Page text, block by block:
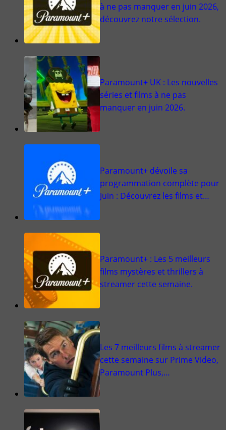
à ne pas manquer en juin 2026,
découvrez notre sélection.
Paramount+ UK : Les nouvelles
séries et films à ne pas
manquer en juin 2026.
Paramount+ dévoile sa
programmation complète pour
Juin : Découvrez les films et…
Paramount+ : Les 5 meilleurs
films mystères et thrillers à
streamer cette semaine.
Les 7 meilleurs films à streamer
cette semaine sur Prime Video,
Paramount Plus,…